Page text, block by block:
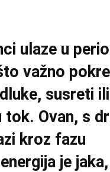
ulaze u
važno
susreti
tok. Ovan, s
kroz fazu
je